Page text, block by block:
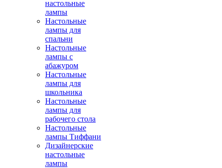
настольные
лампы
Настольные
лампы для
спальни
Настольные
лампы с
абажуром
Настольные
лампы для
школьника
Настольные
лампы для
рабочего стола
Настольные
лампы Тиффани
Дизайнерские
настольные
лампы